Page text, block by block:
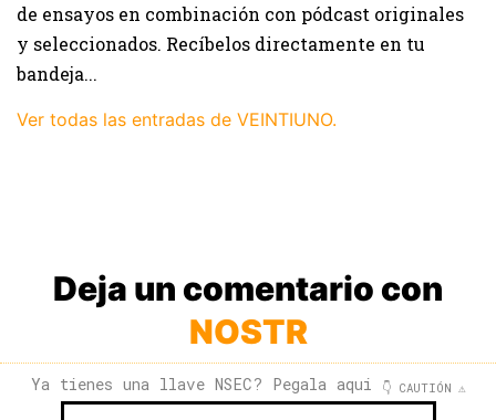
de ensayos en combinación con pódcast originales
y seleccionados. Recíbelos directamente en tu
bandeja...
Ver todas las entradas de VEINTIUNO.
Deja un comentario con
NOSTR
Ya tienes una llave NSEC? Pegala aqui 👇 CAUTIÓN ⚠️